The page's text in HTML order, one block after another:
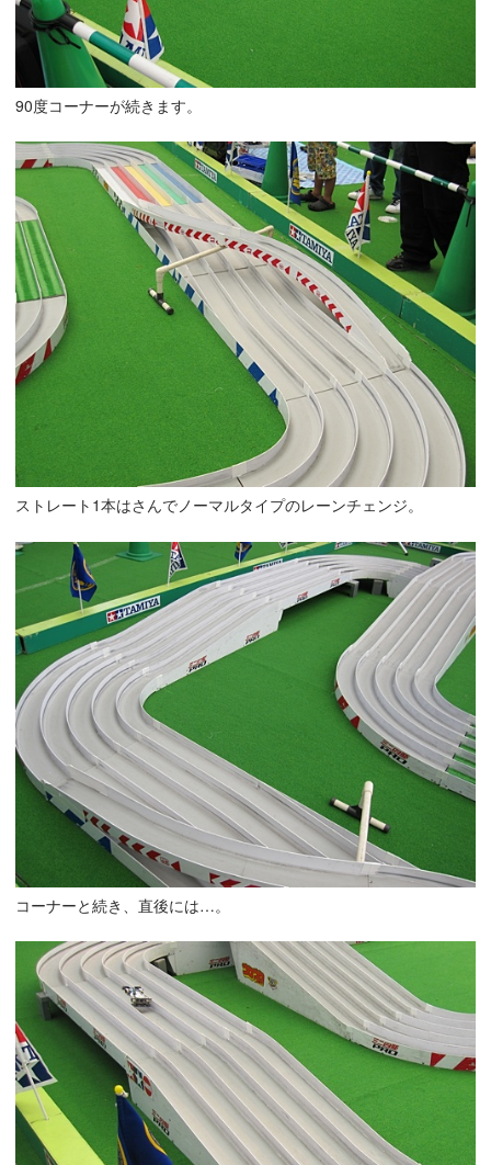
90度コーナーが続きます。
ストレート1本はさんでノーマルタイプのレーンチェンジ。
コーナーと続き、直後には…。